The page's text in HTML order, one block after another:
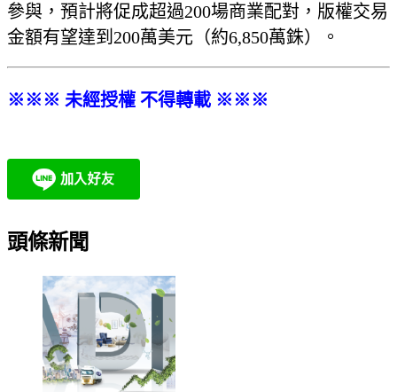
參與，預計將促成超過200場商業配對，版權交易
金額有望達到200萬美元（約6,850萬銖）。
※※※ 未經授權 不得轉載 ※※※
頭條新聞